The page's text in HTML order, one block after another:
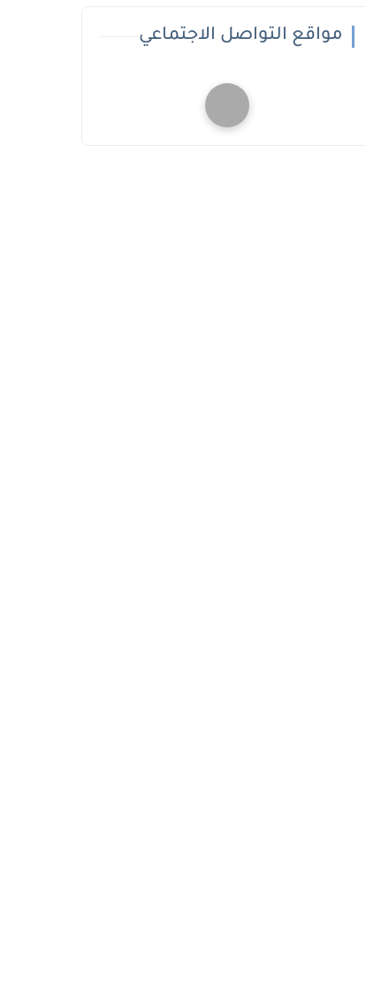
مواقع التواصل الاجتماعي